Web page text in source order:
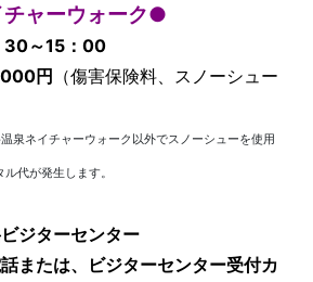
ャーウォーク●
～15：00
円 （傷害保険料、スノーシュー
ウォーク以外でスノーシューを使用
ル代が発生します。
ビジターセンター
または、ビジターセンター受付カ